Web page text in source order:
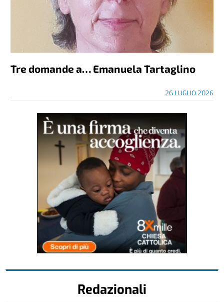
Tre domande a… Emanuela Tartaglino
26 LUGLIO 2026
Redazionali